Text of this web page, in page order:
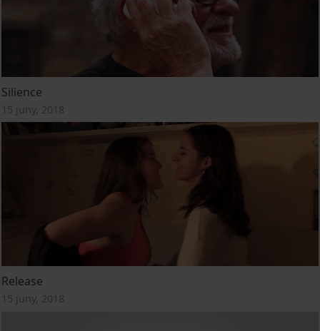
Silience
15 juny, 2018
Release
15 juny, 2018